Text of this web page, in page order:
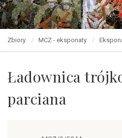
Zbiory MCZ - eksponaty
Ładownica
parciana